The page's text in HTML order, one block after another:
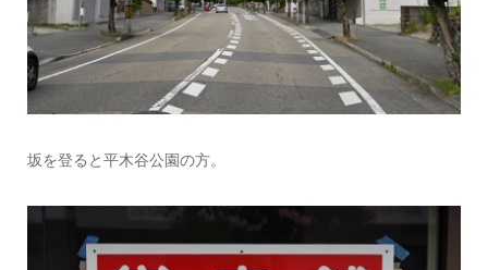
坂を登ると平木谷公園の方。